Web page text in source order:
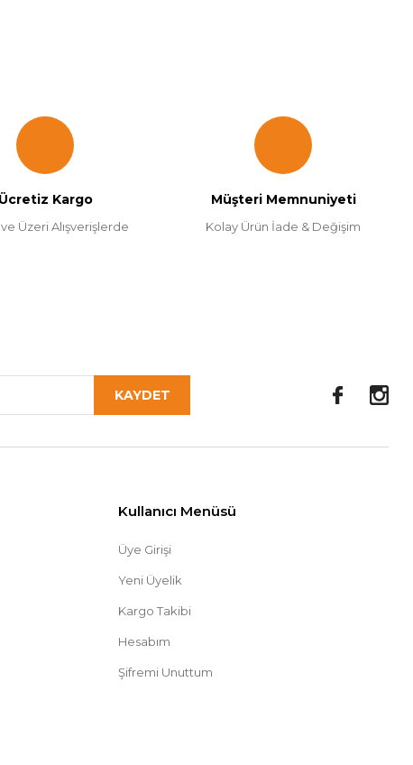
Ücretiz Kargo
Üzeri Alışverişlerde
Müşteri Memnuniyeti
Kolay Ürün İade & Değişim
KAYDET
Kullanıcı Menüsü
Üye Girişi
Yeni Üyelik
Kargo Takibi
Hesabım
Şifremi Unuttum